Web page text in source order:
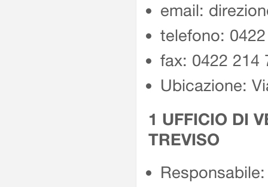
email:
telefono:
fax: 0422 214
Ubicazione:
1 UFFICIO DI
TREVISO